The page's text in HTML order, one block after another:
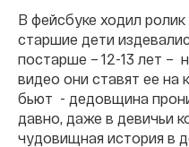
В фейсбуке ходил
старшие дети
постарше – 12-13 лет –
видео они ставят ее на
бьют - дедовщина
давно, даже в девичьи
чудовищная история в